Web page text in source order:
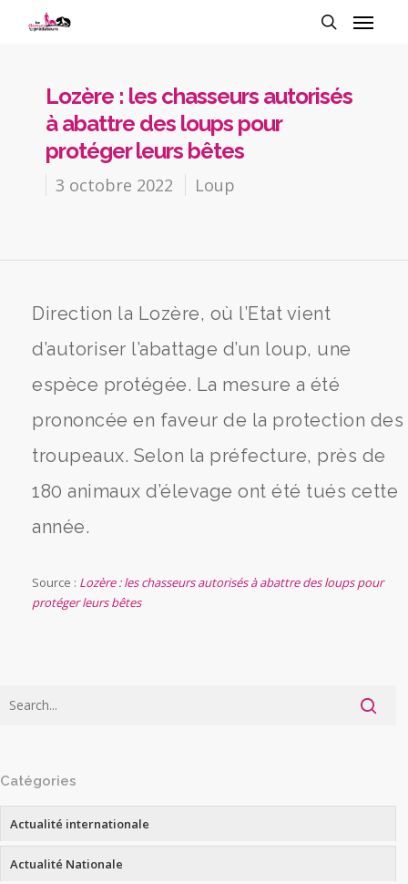
Lozère : les chasseurs autorisés
à abattre des loups pour
protéger leurs bêtes
3 octobre 2022 Loup
Direction la Lozère, où l’Etat vient
d’autoriser l’abattage d’un loup, une
espèce protégée. La mesure a été
prononcée en faveur de la protection des
troupeaux. Selon la préfecture, près de
180 animaux d’élevage ont été tués cette
année.
Source : Lozère : les chasseurs autorisés à abattre des loups pour
protéger leurs bêtes
Catégories
Actualité internationale
Actualité Nationale